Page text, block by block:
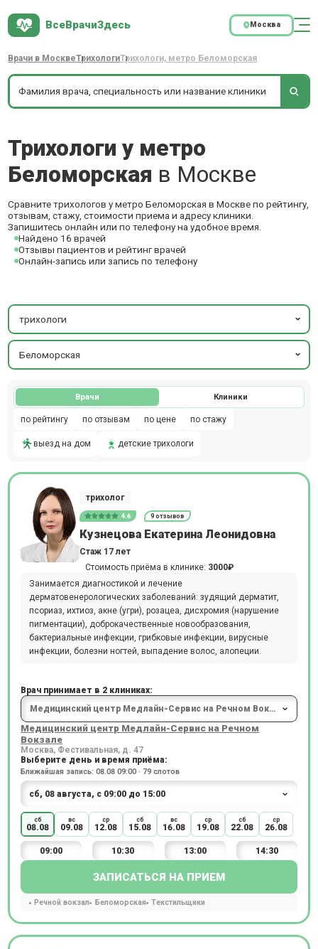
ВсеВрачиЗдесь Москва
Врачи в МосквеТрихологиТрихологи, метро Беломорская
Трихологи у метро
Беломорская в Москве
Сравните трихологов у метро Беломорская в Москве по рейтингу,
отзывам, стажу, стоимости приема и адресу клиники.
Запишитесь онлайн или по телефону на удобное время.
Найдено 16 врачей
Отзывы пациентов и рейтинг врачей
Онлайн-запись или запись по телефону
трихологи
Беломорская
Врачи Клиники
по рейтингу по отзывам по цене по стажу
выезд на дом детские трихологи
трихолог
4.6 9 отзывов
Кузнецова Екатерина Леонидовна
Стаж 17 лет
Стоимость приёма в клинике: 3000₽
Занимается диагностикой и лечение
дерматовенерологических заболеваний: зудящий дерматит,
псориаз, ихтиоз, акне (угри), розацеа, дисхромия (нарушение
пигментации), доброкачественные новообразования,
бактериальные инфекции, грибковые инфекции, вирусные
инфекции, болезни ногтей, выпадение волос, алопеции.
Врач принимает в 2 клиниках:
Медицинский центр Медлайн-Сервис на Речном
Вокзале
Москва, Фестивальная, д. 47
Выберите день и время приёма:
Ближайшая запись: 08.08 09:00 · 79 слотов
сб
08.08
вс
09.08
ср
12.08
сб
15.08
вс
16.08
ср
19.08
сб
22.08
ср
26.08
09:00 10:30 13:00 14:30
ЗАПИСАТЬСЯ НА ПРИЕМ
Речной вокзал Беломорская Текстильщики